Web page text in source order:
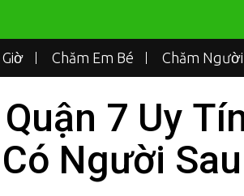
Chăm Em Bé Chăm Người
7 Uy
Người Sau